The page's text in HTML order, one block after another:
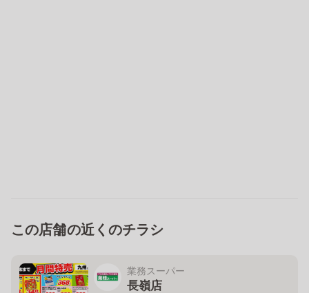
この店舗の近くのチラシ
業務スーパー
長嶺店